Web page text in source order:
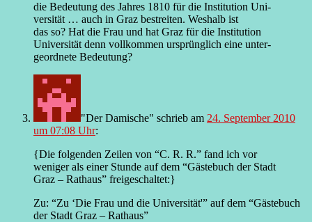
die Bedeutung des Jahres 1810 für die Institution Uni-
versität … auch in Graz bestreiten. Weshalb ist
das so? Hat die Frau und hat Graz für die Institution
Universität denn vollkommen ursprünglich eine unter-
geordnete Bedeutung?
"Der Damische" schrieb am 24. September 2010
um 07:08 Uhr:
{Die folgenden Zeilen von “C. R. R.” fand ich vor
weniger als einer Stunde auf dem “Gästebuch der Stadt
Graz – Rathaus” freigeschaltet:}
Zu: “Zu ‘Die Frau und die Universität'” auf dem “Gästebuch
der Stadt Graz – Rathaus”